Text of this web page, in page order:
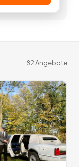
82Angebote